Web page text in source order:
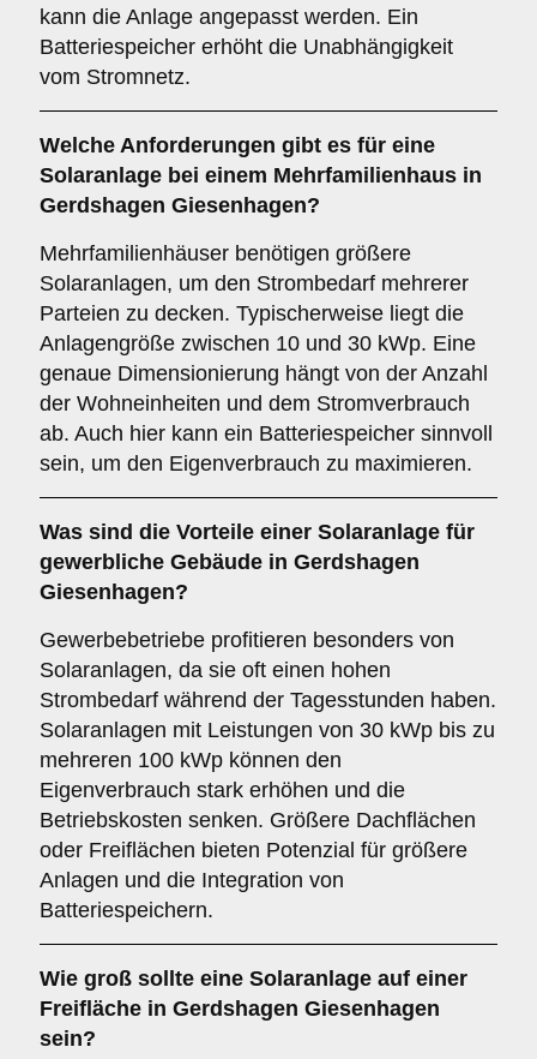
kann die Anlage angepasst werden. Ein
Batteriespeicher erhöht die Unabhängigkeit
vom Stromnetz.
Welche Anforderungen gibt es für eine
Solaranlage bei einem Mehrfamilienhaus in
Gerdshagen Giesenhagen?
Mehrfamilienhäuser benötigen größere
Solaranlagen, um den Strombedarf mehrerer
Parteien zu decken. Typischerweise liegt die
Anlagengröße zwischen 10 und 30 kWp. Eine
genaue Dimensionierung hängt von der Anzahl
der Wohneinheiten und dem Stromverbrauch
ab. Auch hier kann ein Batteriespeicher sinnvoll
sein, um den Eigenverbrauch zu maximieren.
Was sind die Vorteile einer Solaranlage für
gewerbliche Gebäude in Gerdshagen
Giesenhagen?
Gewerbebetriebe profitieren besonders von
Solaranlagen, da sie oft einen hohen
Strombedarf während der Tagesstunden haben.
Solaranlagen mit Leistungen von 30 kWp bis zu
mehreren 100 kWp können den
Eigenverbrauch stark erhöhen und die
Betriebskosten senken. Größere Dachflächen
oder Freiflächen bieten Potenzial für größere
Anlagen und die Integration von
Batteriespeichern.
Wie groß sollte eine Solaranlage auf einer
Freifläche in Gerdshagen Giesenhagen
sein?